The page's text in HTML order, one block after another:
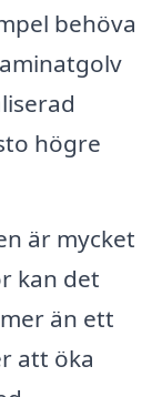
behöva
högre
är mycket
kan det
än ett
att öka